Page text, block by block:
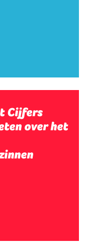
Cijfers
over het